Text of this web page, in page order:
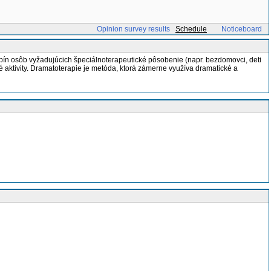
Opinion survey results Schedule
Noticeboard
osôb vyžadujúcich špeciálnoterapeutické pôsobenie (napr. bezdomovci, deti
Dramatoterapie je metóda, ktorá zámerne využíva dramatické a